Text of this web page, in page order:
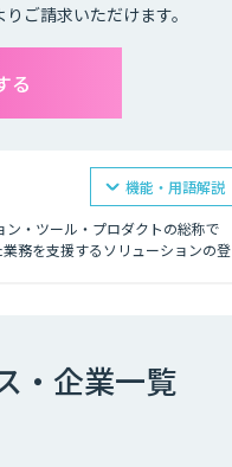
ご請求いただけます。
る
・ツール・プロダクトの総称で
務を支援するソリューションの登
機能・用語解説
・企業一覧